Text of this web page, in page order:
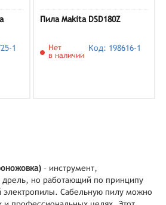
1
Пила Makita DSD180Z
Нет
в наличии
Код: 198616-1
– инструмент,
но работающий по принципу
электропилы. Сабельную пилу можно